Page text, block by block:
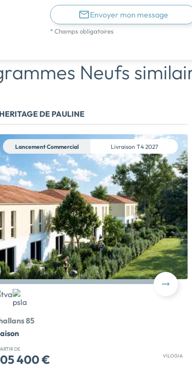
Envoyer mon message
* Champs obligatoires
Neufs
DE PAULINE
Lancement Commercial Livraison T4 2027
85
DE
400 € VILOGIA